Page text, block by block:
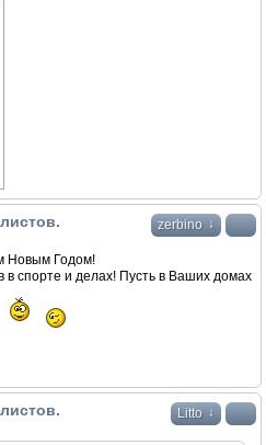
zerbino ↓
Новым Годом!
в спорте и делах! Пусть в Ваших домах
Litto ↓